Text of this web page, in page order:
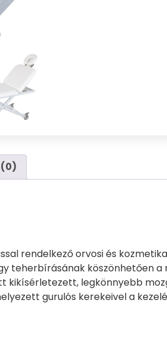
rendelkező orvosi és
teherbírásának köszönhetően
kikísérletezett, legkönnyebb
gurulós kerekeivel a